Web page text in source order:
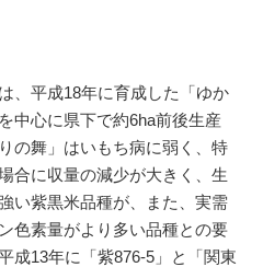
、平成18年に育成した「ゆか
中心に県下で約6ha前後生産
の舞」はいもち病に弱く、特
合に収量の減少が大きく、生
い紫黒米品種が、また、実需
色素量がより多い品種との要
成13年に「紫876-5」と「関東